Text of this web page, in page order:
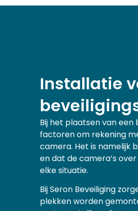
Installatie
Bij het plaatsen van
factoren om rekening
camera. Het is namelijk
en dat de camera’s
elke situatie.
Bij Seron Beveiliging
plekken worden